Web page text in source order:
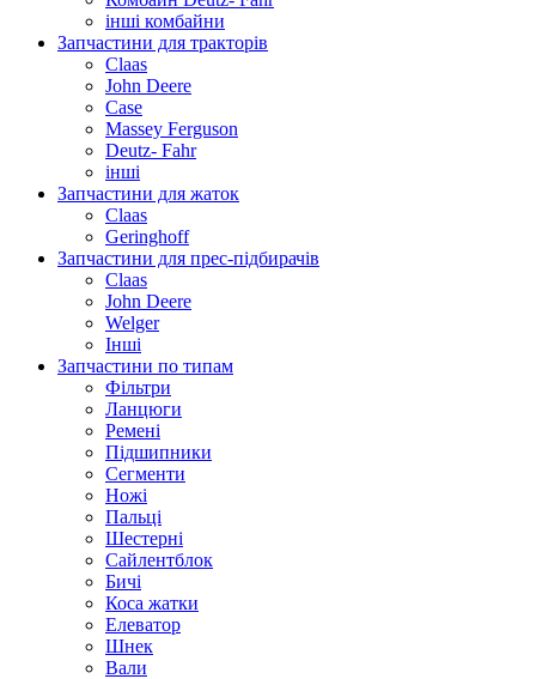
інші комбайни
Запчастини для тракторів
Claas
John Deere
Case
Massey Ferguson
Deutz- Fahr
інші
Запчастини для жаток
Claas
Geringhoff
Запчастини для прес-підбирачів
Claas
John Deere
Welger
Інші
Запчастини по типам
Фільтри
Ланцюги
Ремені
Підшипники
Сегменти
Ножі
Пальці
Шестерні
Сайлентблок
Бичі
Коса жатки
Елеватор
Шнек
Вали